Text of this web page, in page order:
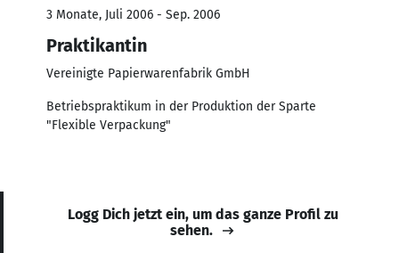
3 Monate, Juli 2006 - Sep. 2006
Praktikantin
Vereinigte Papierwarenfabrik GmbH
Betriebspraktikum in der Produktion der Sparte
"Flexible Verpackung"
Logg Dich jetzt ein, um das ganze Profil zu
sehen.